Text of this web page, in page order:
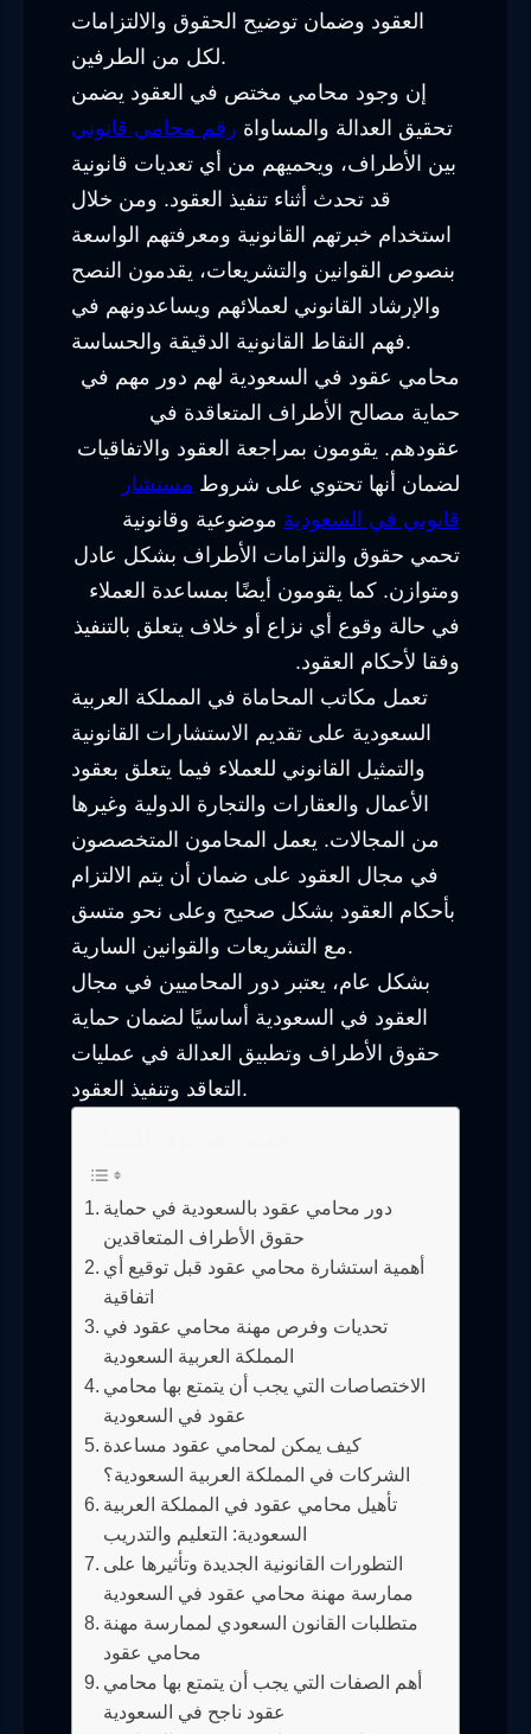
العقود وضمان توضيح الحقوق والالتزامات
لكل من الطرفين.
إن وجود محامي مختص في العقود يضمن
تحقيق العدالة والمساواة رقم محامي قانوني
بين الأطراف، ويحميهم من أي تعديات قانونية
قد تحدث أثناء تنفيذ العقود. ومن خلال
استخدام خبرتهم القانونية ومعرفتهم الواسعة
بنصوص القوانين والتشريعات، يقدمون النصح
والإرشاد القانوني لعملائهم ويساعدونهم في
فهم النقاط القانونية الدقيقة والحساسة.
محامي عقود في السعودية لهم دور مهم في
حماية مصالح الأطراف المتعاقدة في
عقودهم. يقومون بمراجعة العقود والاتفاقيات
لضمان أنها تحتوي على شروط مستشار
قانوني في السعودية موضوعية وقانونية
تحمي حقوق والتزامات الأطراف بشكل عادل
ومتوازن. كما يقومون أيضًا بمساعدة العملاء
في حالة وقوع أي نزاع أو خلاف يتعلق بالتنفيذ
وفقا لأحكام العقود.
تعمل مكاتب المحاماة في المملكة العربية
السعودية على تقديم الاستشارات القانونية
والتمثيل القانوني للعملاء فيما يتعلق بعقود
الأعمال والعقارات والتجارة الدولية وغيرها
من المجالات. يعمل المحامون المتخصصون
في مجال العقود على ضمان أن يتم الالتزام
بأحكام العقود بشكل صحيح وعلى نحو متسق
مع التشريعات والقوانين السارية.
بشكل عام، يعتبر دور المحاميين في مجال
العقود في السعودية أساسيًا لضمان حماية
حقوق الأطراف وتطبيق العدالة في عمليات
التعاقد وتنفيذ العقود.
دور محامي عقود بالسعودية في حماية
حقوق الأطراف المتعاقدين
أهمية استشارة محامي عقود قبل توقيع أي
اتفاقية
تحديات وفرص مهنة محامي عقود في
المملكة العربية السعودية
الاختصاصات التي يجب أن يتمتع بها محامي
عقود في السعودية
كيف يمكن لمحامي عقود مساعدة
الشركات في المملكة العربية السعودية؟
تأهيل محامي عقود في المملكة العربية
السعودية: التعليم والتدريب
التطورات القانونية الجديدة وتأثيرها على
ممارسة مهنة محامي عقود في السعودية
متطلبات القانون السعودي لممارسة مهنة
محامي عقود
أهم الصفات التي يجب أن يتمتع بها محامي
عقود ناجح في السعودية